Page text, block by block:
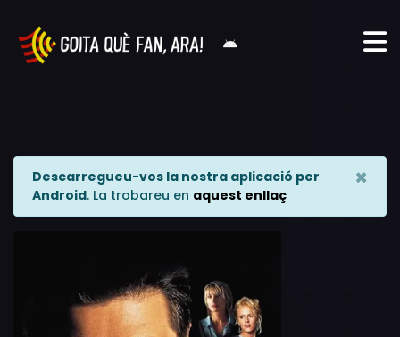
Descarregueu-vos la nostra aplicació per
Android. La trobareu en aquest enllaç
×